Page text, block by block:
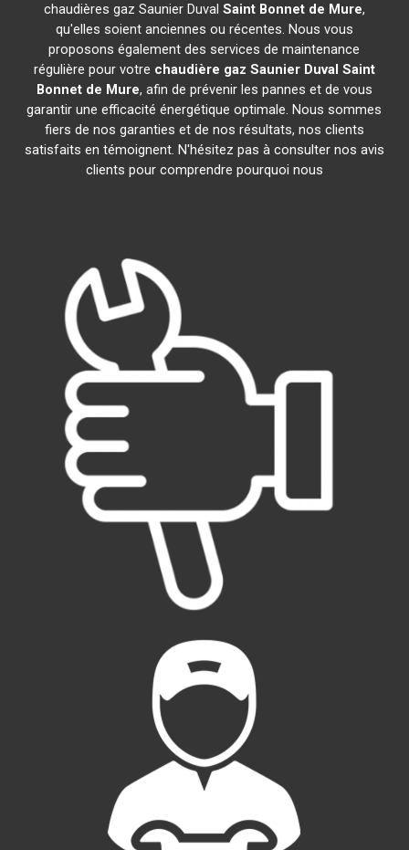
chaudières gaz Saunier Duval Saint Bonnet de Mure,
qu'elles soient anciennes ou récentes. Nous vous
proposons également des services de maintenance
régulière pour votre chaudière gaz Saunier Duval Saint
Bonnet de Mure, afin de prévenir les pannes et de vous
garantir une efficacité énergétique optimale. Nous sommes
fiers de nos garanties et de nos résultats, nos clients
satisfaits en témoignent. N'hésitez pas à consulter nos avis
clients pour comprendre pourquoi nous